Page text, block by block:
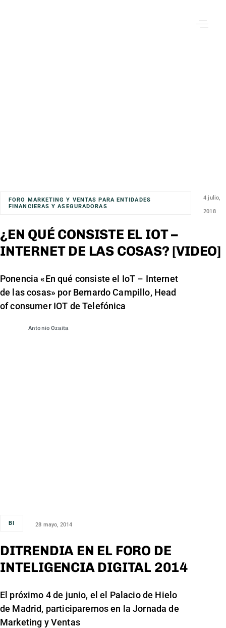
FORO MARKETING Y VENTAS PARA ENTIDADES
FINANCIERAS Y ASEGURADORAS
4 julio,
2018
¿EN QUÉ CONSISTE EL IOT –
INTERNET DE LAS COSAS? [VIDEO]
Ponencia «En qué consiste el IoT – Internet
de las cosas» por Bernardo Campillo, Head
of consumer IOT de Telefónica
Antonio Ozaita
BI 28 mayo, 2014
DITRENDIA EN EL FORO DE
INTELIGENCIA DIGITAL 2014
El próximo 4 de junio, el el Palacio de Hielo
de Madrid, participaremos en la Jornada de
Marketing y Ventas